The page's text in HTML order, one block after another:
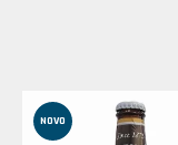
NOVO